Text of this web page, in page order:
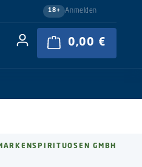
18+ Anmelden
0,00 €
GMBH